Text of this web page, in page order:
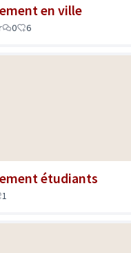
en ville
0 6
étudiants
1